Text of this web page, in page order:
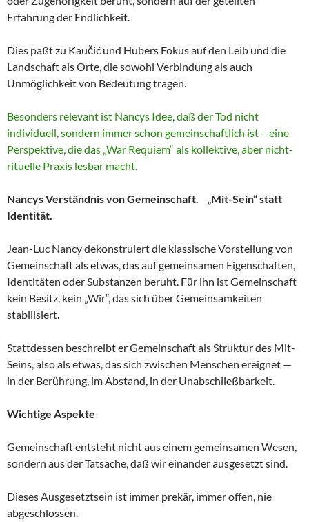
Erfahrung der Endlichkeit.
Dies paßt zu Kaučić und Hubers Fokus auf den Leib und die
Landschaft als Orte, die sowohl Verbindung als auch
Unmöglichkeit von Bedeutung tragen.
Besonders relevant ist Nancys Idee, daß der Tod nicht
individuell, sondern immer schon gemeinschaftlich ist – eine
Perspektive, die das „War Requiem“ als kollektive, aber nicht-
rituelle Praxis lesbar macht.
Nancys Verständnis von Gemeinschaft. „Mit-Sein“ statt
Identität.
Jean-Luc Nancy dekonstruiert die klassische Vorstellung von
Gemeinschaft als etwas, das auf gemeinsamen Eigenschaften,
Identitäten oder Substanzen beruht. Für ihn ist Gemeinschaft
kein Besitz, kein „Wir“, das sich über Gemeinsamkeiten
stabilisiert.
Stattdessen beschreibt er Gemeinschaft als Struktur des Mit-
Seins, also als etwas, das sich zwischen Menschen ereignet —
in der Berührung, im Abstand, in der Unabschließbarkeit.
Wichtige Aspekte
Gemeinschaft entsteht nicht aus einem gemeinsamen Wesen,
sondern aus der Tatsache, daß wir einander ausgesetzt sind.
Dieses Ausgesetztsein ist immer prekär, immer offen, nie
abgeschlossen.